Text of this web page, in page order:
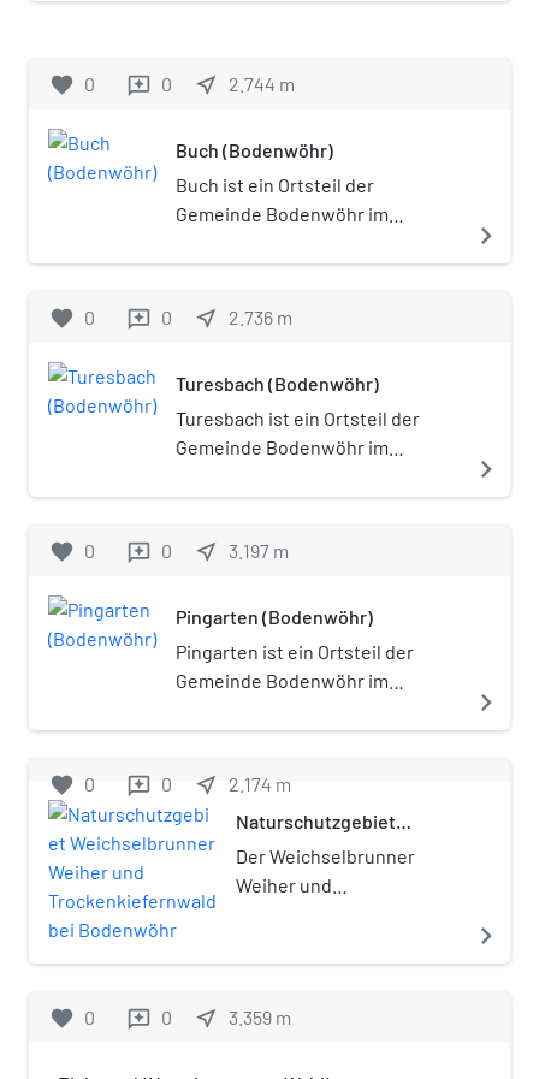
favorite 0 reviews 0 near_me 2.744 m
Buch (Bodenwöhr)
Buch ist ein Ortsteil der
Gemeinde Bodenwöhr im
Schwandorf (Bayern).
navigate_next
favorite 0 reviews 0 near_me 2.736 m
Turesbach (Bodenwöhr)
Turesbach ist ein Ortsteil der
Gemeinde Bodenwöhr im
Schwandorf (Bayern).
navigate_next
favorite 0 reviews 0 near_me 3.197 m
Pingarten (Bodenwöhr)
Pingarten ist ein Ortsteil der
Gemeinde Bodenwöhr im
Schwandorf (Bayern).
navigate_next
favorite 0 reviews 0 near_me 2.174 m
Naturschutzgebiet
Trockenkiefernwald bei
Bodenwöhr
Der Weichselbrunner
Weiher und
Naturschutzgebiet nahe
Landkreis Schwandorf in
navigate_next
favorite 0 reviews 0 near_me 3.359 m